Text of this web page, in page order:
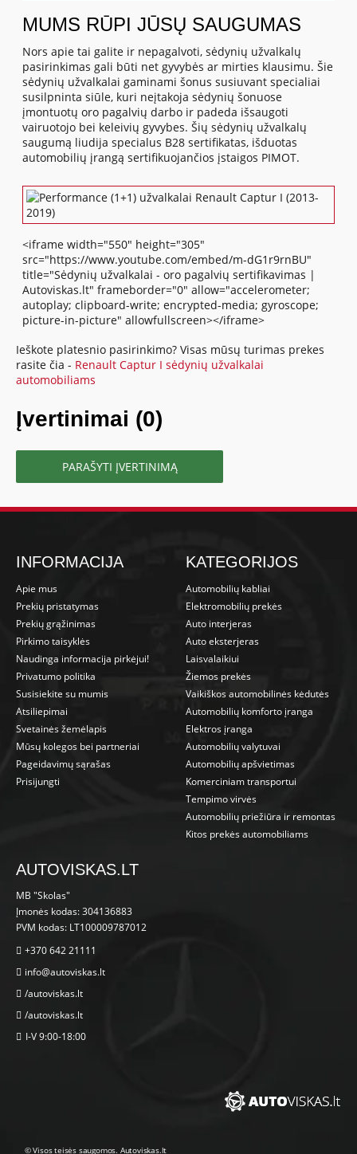
MUMS RŪPI JŪSŲ SAUGUMAS
Nors apie tai galite ir nepagalvoti, sėdynių užvalkalų
pasirinkimas gali būti net gyvybės ar mirties klausimu. Šie
sėdynių užvalkalai gaminami šonus susiuvant specialiai
susilpninta siūle, kuri neįtakoja sėdynių šonuose
įmontuotų oro pagalvių darbo ir padeda išsaugoti
vairuotojo bei keleivių gyvybes. Šių sėdynių užvalkalų
saugumą liudija specialus B28 sertifikatas, išduotas
automobilių įrangą sertifikuojančios įstaigos PIMOT.
<iframe width="550" height="305"
src="https://www.youtube.com/embed/m-dG1r9rnBU"
title="Sėdynių užvalkalai - oro pagalvių sertifikavimas |
Autoviskas.lt" frameborder="0" allow="accelerometer;
autoplay; clipboard-write; encrypted-media; gyroscope;
picture-in-picture" allowfullscreen></iframe>
Ieškote platesnio pasirinkimo? Visas mūsų turimas prekes
rasite čia - Renault Captur I sėdynių užvalkalai
automobiliams
Įvertinimai (0)
PARAŠYTI ĮVERTINIMĄ
INFORMACIJA
Apie mus
Prekių pristatymas
Prekių grąžinimas
Pirkimo taisyklės
Naudinga informacija pirkėjui!
Privatumo politika
Susisiekite su mumis
Atsiliepimai
Svetainės žemėlapis
Mūsų kolegos bei partneriai
Pageidavimų sąrašas
Prisijungti
KATEGORIJOS
Automobilių kabliai
Elektromobilių prekės
Auto interjeras
Auto eksterjeras
Laisvalaikiui
Žiemos prekės
Vaikiškos automobilinės kėdutės
Automobilių komforto įranga
Elektros įranga
Automobilių valytuvai
Automobilių apšvietimas
Komerciniam transportui
Tempimo virvės
Automobilių priežiūra ir remontas
Kitos prekės automobiliams
AUTOVISKAS.LT
MB "Skolas"
Įmonės kodas: 304136883
PVM kodas: LT100009787012
+370 642 21111
info@autoviskas.lt
/autoviskas.lt
/autoviskas.lt
I-V 9:00-18:00
© Visos teisės saugomos. Autoviskas.lt